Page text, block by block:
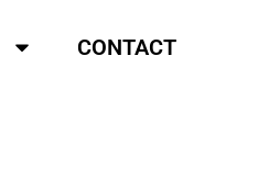
CONTACT